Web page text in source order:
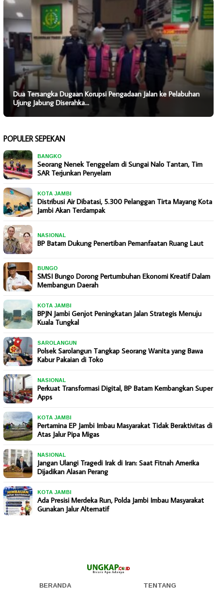
Dua Tersangka Dugaan Korupsi Pengadaan Jalan ke Pelabuhan
Ujung Jabung Diserahka…
POPULER SEPEKAN
BANGKO
Seorang Nenek Tenggelam di Sungai Nalo Tantan, Tim
SAR Terjunkan Penyelam
KOTA JAMBI
Distribusi Air Dibatasi, 5.300 Pelanggan Tirta Mayang Kota
Jambi Akan Terdampak
NASIONAL
BP Batam Dukung Penertiban Pemanfaatan Ruang Laut
BUNGO
SMSI Bungo Dorong Pertumbuhan Ekonomi Kreatif Dalam
Membangun Daerah
KOTA JAMBI
BPJN Jambi Genjot Peningkatan Jalan Strategis Menuju
Kuala Tungkal
SAROLANGUN
Polsek Sarolangun Tangkap Seorang Wanita yang Bawa
Kabur Pakaian di Toko
NASIONAL
Perkuat Transformasi Digital, BP Batam Kembangkan Super
Apps
KOTA JAMBI
Pertamina EP Jambi Imbau Masyarakat Tidak Beraktivitas di
Atas Jalur Pipa Migas
NASIONAL
Jangan Ulangi Tragedi Irak di Iran: Saat Fitnah Amerika
Dijadikan Alasan Perang
KOTA JAMBI
Ada Presisi Merdeka Run, Polda Jambi Imbau Masyarakat
Gunakan Jalur Alternatif
BERANDA TENTANG